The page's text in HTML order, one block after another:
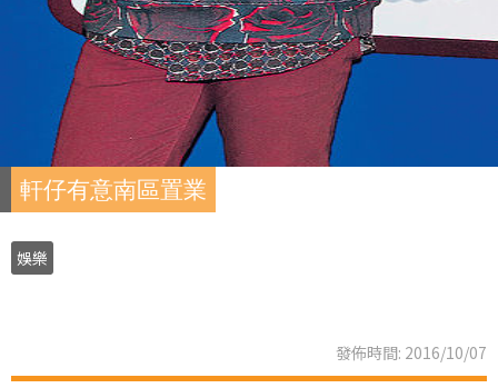
軒仔有意南區置業
娛樂
發佈時間: 2016/10/07